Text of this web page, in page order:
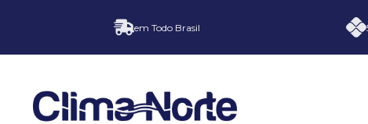
em Todo Brasil